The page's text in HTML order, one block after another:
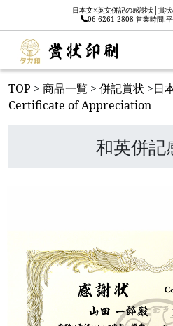
日本文×英文併記の感謝状│賞
06-6261-2808 営業時間:
TOP > 商品一覧 > 併記賞状 >日
Certificate of Appreciation
和英併記